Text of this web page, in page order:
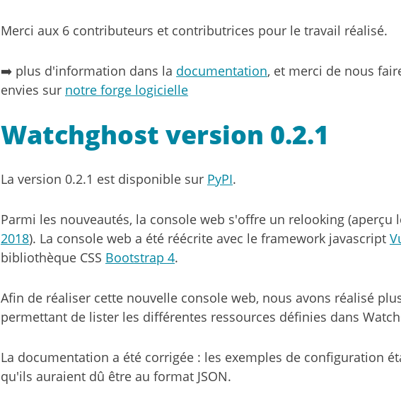
Merci aux 6 contributeurs et contributrices pour le travail réalisé.
➡️ plus d'information dans la documentation, et merci de nous
envies sur notre forge logicielle
Watchghost version 0.2.1
La version 0.2.1 est disponible sur PyPI.
Parmi les nouveautés, la console web s'offre un relooking (aperçu
2018). La console web a été réécrite avec le framework javascript
bibliothèque CSS Bootstrap 4.
Afin de réaliser cette nouvelle console web, nous avons réalisé
permettant de lister les différentes ressources définies dans
La documentation a été corrigée : les exemples de configuration
qu'ils auraient dû être au format JSON.